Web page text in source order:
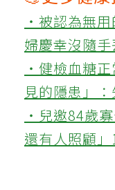
‧被認為無
婦慶幸沒隨
‧健檢血糖
見的隱患」
‧兒邀84歲
還有人照顧